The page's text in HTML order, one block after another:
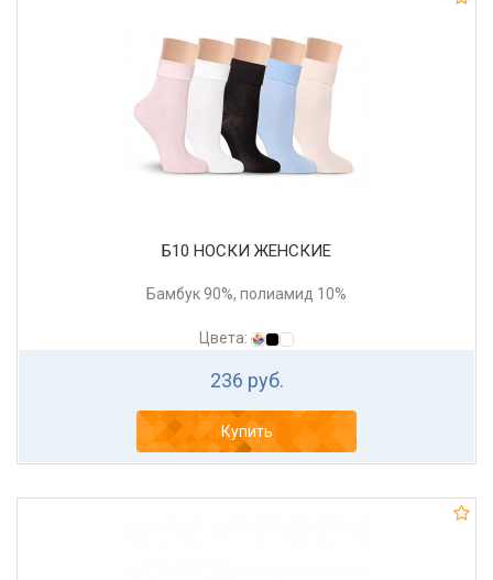
Б10 НОСКИ ЖЕНСКИЕ
Бамбук 90%, полиамид 10%
Цвета:
236 руб.
Купить